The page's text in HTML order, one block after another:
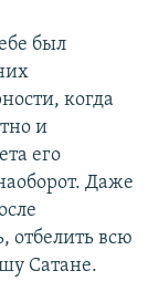
был
когда
и
его
Даже
отбелить всю
Сатане.